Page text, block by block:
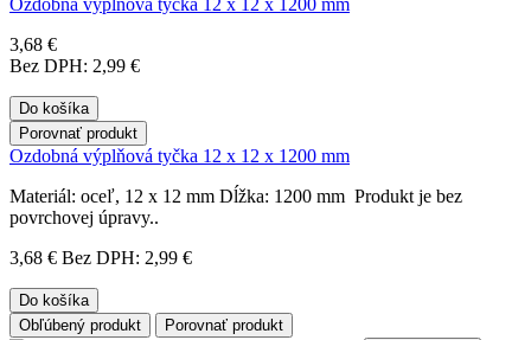
Ozdobná výplňová tyčka 12 x 12 x 1200 mm
3,68 €
Bez DPH: 2,99 €
Do košíka
Porovnať produkt
Ozdobná výplňová tyčka 12 x 12 x 1200 mm
Materiál: oceľ, 12 x 12 mm Dĺžka: 1200 mm Produkt je bez
povrchovej úpravy..
3,68 € Bez DPH: 2,99 €
Do košíka
Obľúbený produkt
Porovnať produkt